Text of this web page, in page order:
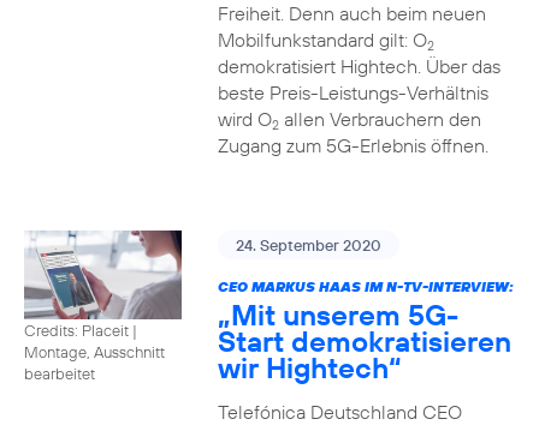
Freiheit. Denn auch beim neuen
Mobilfunkstandard gilt: O2
demokratisiert Hightech. Über das
beste Preis-Leistungs-Verhältnis
wird O2allen Verbrauchern den
Zugang zum 5G-Erlebnis öffnen.
Credits: Placeit |
Montage, Ausschnitt
bearbeitet
24. September 2020
CEO MARKUS HAAS IM N-TV-INTERVIEW:
„Mit unserem 5G-
Start demokratisieren
wir Hightech“
Telefónica Deutschland CEO